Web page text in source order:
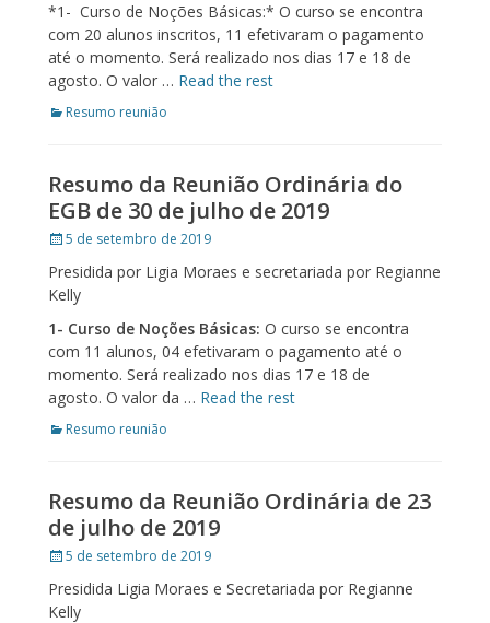
*1- Curso de Noções Básicas:* O curso se encontra
com 20 alunos inscritos, 11 efetivaram o pagamento
até o momento. Será realizado nos dias 17 e 18 de
agosto. O valor … Read the rest
Categories
Resumo reunião
Resumo da Reunião Ordinária do
EGB de 30 de julho de 2019
Posted
5 de setembro de 2019
Presidida por Ligia Moraes e secretariada por Regianne
Kelly
1- Curso de Noções Básicas: O curso se encontra
com 11 alunos, 04 efetivaram o pagamento até o
momento. Será realizado nos dias 17 e 18 de
agosto. O valor da … Read the rest
Categories
Resumo reunião
Resumo da Reunião Ordinária de 23
de julho de 2019
Posted
5 de setembro de 2019
Presidida Ligia Moraes e Secretariada por Regianne
Kelly